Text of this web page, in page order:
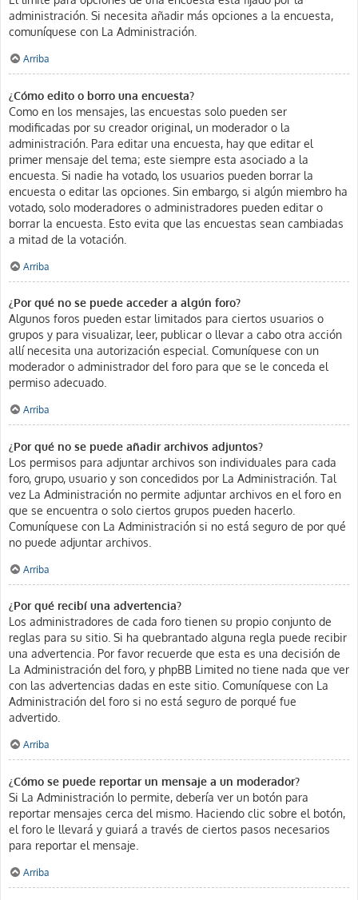
administración. Si necesita añadir más opciones a la encuesta,
comuníquese con La Administración.
Arriba
¿Cómo edito o borro una encuesta?
Como en los mensajes, las encuestas solo pueden ser
modificadas por su creador original, un moderador o la
administración. Para editar una encuesta, hay que editar el
primer mensaje del tema; este siempre esta asociado a la
encuesta. Si nadie ha votado, los usuarios pueden borrar la
encuesta o editar las opciones. Sin embargo, si algún miembro ha
votado, solo moderadores o administradores pueden editar o
borrar la encuesta. Esto evita que las encuestas sean cambiadas
a mitad de la votación.
Arriba
¿Por qué no se puede acceder a algún foro?
Algunos foros pueden estar limitados para ciertos usuarios o
grupos y para visualizar, leer, publicar o llevar a cabo otra acción
allí necesita una autorización especial. Comuníquese con un
moderador o administrador del foro para que se le conceda el
permiso adecuado.
Arriba
¿Por qué no se puede añadir archivos adjuntos?
Los permisos para adjuntar archivos son individuales para cada
foro, grupo, usuario y son concedidos por La Administración. Tal
vez La Administración no permite adjuntar archivos en el foro en
que se encuentra o solo ciertos grupos pueden hacerlo.
Comuníquese con La Administración si no está seguro de por qué
no puede adjuntar archivos.
Arriba
¿Por qué recibí una advertencia?
Los administradores de cada foro tienen su propio conjunto de
reglas para su sitio. Si ha quebrantado alguna regla puede recibir
una advertencia. Por favor recuerde que esta es una decisión de
La Administración del foro, y phpBB Limited no tiene nada que ver
con las advertencias dadas en este sitio. Comuníquese con La
Administración del foro si no está seguro de porqué fue
advertido.
Arriba
¿Cómo se puede reportar un mensaje a un moderador?
Si La Administración lo permite, debería ver un botón para
reportar mensajes cerca del mismo. Haciendo clic sobre el botón,
el foro le llevará y guiará a través de ciertos pasos necesarios
para reportar el mensaje.
Arriba